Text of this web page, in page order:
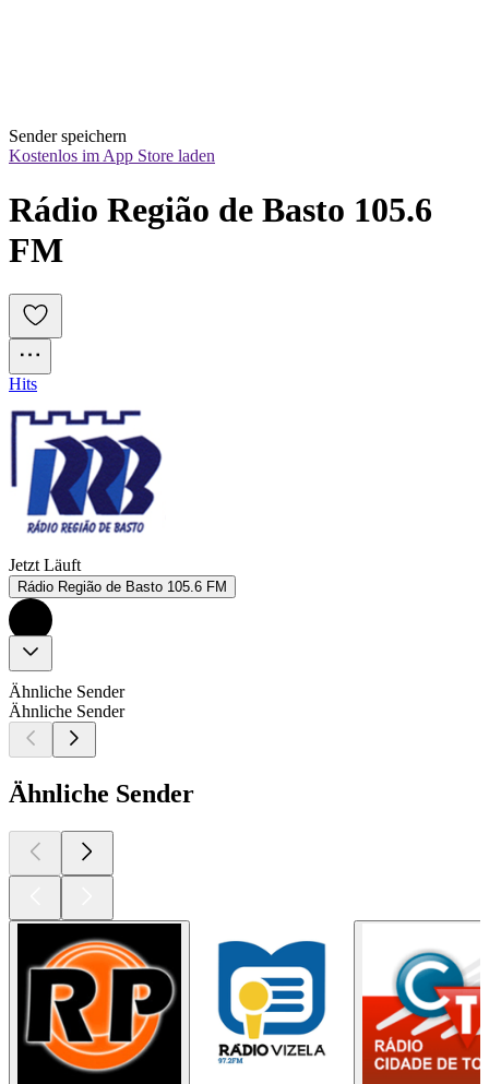
Sender speichern
Kostenlos im App Store laden
Rádio Região de Basto 105.6
FM
Hits
Jetzt Läuft
Rádio Região de Basto 105.6 FM
Ähnliche Sender
Ähnliche Sender
Ähnliche Sender